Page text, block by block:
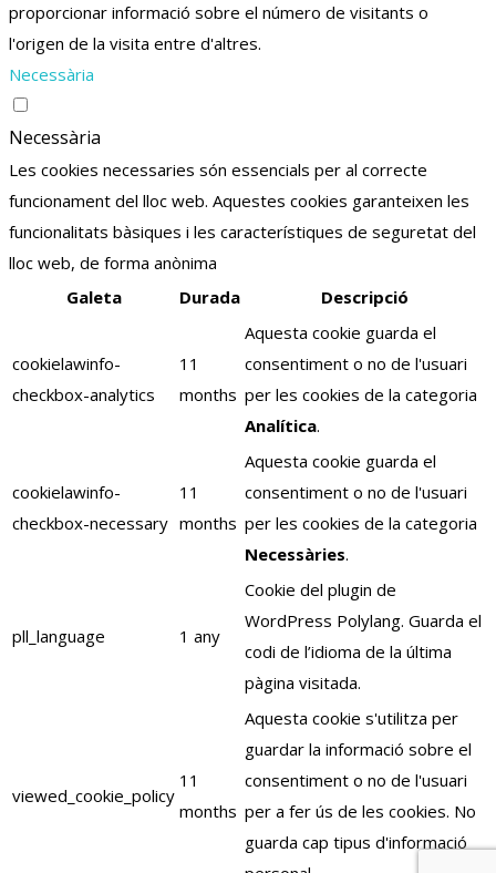
proporcionar informació sobre el número de visitants o
l'origen de la visita entre d'altres.
Necessària
Necessària
Les cookies necessaries són essencials per al correcte
funcionament del lloc web. Aquestes cookies garanteixen les
funcionalitats bàsiques i les característiques de seguretat del
lloc web, de forma anònima
Galeta
Durada Descripció
cookielawinfo-
checkbox-analytics
11
months
Aquesta cookie guarda el
consentiment o no de l'usuari
per les cookies de la categoria
Analítica.
cookielawinfo-
checkbox-necessary
11
months
Aquesta cookie guarda el
consentiment o no de l'usuari
per les cookies de la categoria
Necessàries.
pll_language 1 any
Cookie del plugin de
WordPress Polylang. Guarda el
codi de l’idioma de la última
pàgina visitada.
viewed_cookie_policy
11
months
Aquesta cookie s'utilitza per
guardar la informació sobre el
consentiment o no de l'usuari
per a fer ús de les cookies. No
guarda cap tipus d'informació